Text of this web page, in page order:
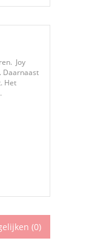
Joy
Daarnaast
Het
(0)